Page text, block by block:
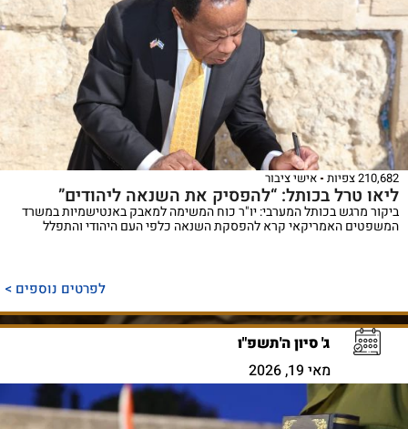
210,682 צפיות אישי ציבור
ליאו טרל בכותל: “להפסיק את השנאה ליהודים”
ביקור מרגש בכותל המערבי: יו"ר כוח המשימה למאבק באנטישמיות במשרד
המשפטים האמריקאי קרא להפסקת השנאה כלפי העם היהודי והתפלל
לפרטים נוספים >
ג' סיון ה'תשפ"ו
מאי 19, 2026